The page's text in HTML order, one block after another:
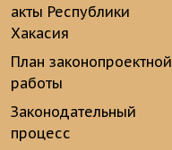
акты Республики
Хакасия
План законопроектной
работы
Законодательный
процесс